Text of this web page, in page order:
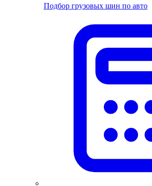
Подбор грузовых шин по авто